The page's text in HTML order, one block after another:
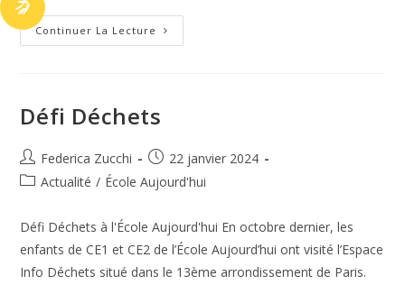
Continuer La Lecture Les
Élèves
Langues
Défi Déchets
Auteur/autrice
de
Federica Zucchi
Publication
publiée :
22 janvier 2024
PostActualité / École Aujourd'hui
Défi Déchets à l'École Aujourd'hui En octobre dernier, les
enfants de CE1 et CE2 de l’École Aujourd’hui ont visité l’Espace
Info Déchets situé dans le 13ème arrondissement de Paris.